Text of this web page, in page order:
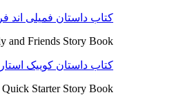
کتاب داستان فمیلی اند
and Friends Story Book
کتاب داستان کوییک
Quick Starter Story Book